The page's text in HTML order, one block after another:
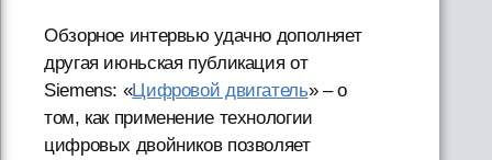
Обзорное интервью удачно дополняет
другая июньская публикация от
Siemens: «Цифровой двигатель» – о
том, как применение технологии
цифровых двойников позволяет